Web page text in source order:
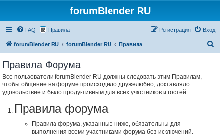
forumBlender RU
FAQ Правила Вход
Регистрация
forumBlender RU forumBlender RU Правила
Правила Форума
Все пользователи forumBlender RU должны следовать этим Правилам,
чтобы общение на форуме происходило дружелюбно, доставляло
удовольствие и было продуктивным для всех участников и гостей.
Правила форума
Правила форума, указанные ниже, обязательны для
выполнения всеми участниками форума без исключений.